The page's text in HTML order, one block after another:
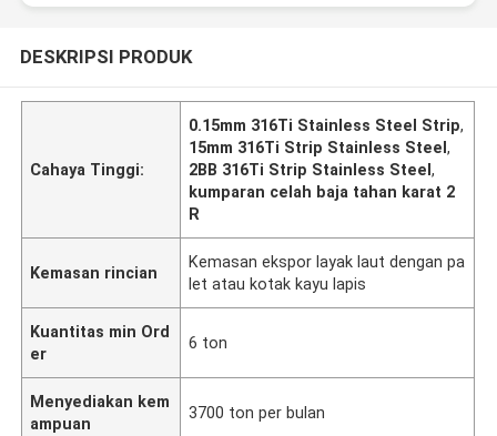
DESKRIPSI PRODUK
Cahaya Tinggi:
0.15mm 316Ti Stainless Steel Strip,
15mm 316Ti Strip Stainless Steel,
2BB 316Ti Strip Stainless Steel,
kumparan celah baja tahan karat 2
R
Kemasan rincian
Kemasan ekspor layak laut dengan pa
let atau kotak kayu lapis
Kuantitas min Ord
er
6 ton
Menyediakan kem
ampuan
3700 ton per bulan